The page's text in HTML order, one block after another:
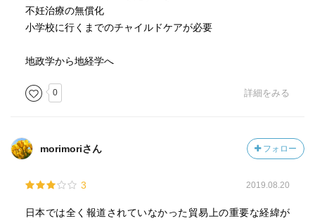
不妊治療の無償化
小学校に行くまでのチャイルドケアが必要
地政学から地経学へ
0 詳細をみる
morimoriさん フォロー
3 2019.08.20
日本では全く報道されていなかった貿易上の重要な経緯が